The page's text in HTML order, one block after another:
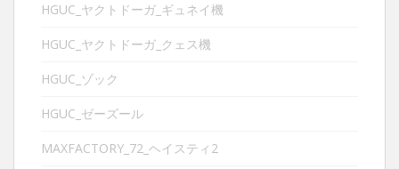
HGUC_ヤクトドーガ_ギュネイ機
HGUC_ヤクトドーガ_クェス機
HGUC_ゾック
HGUC_ゼーズール
MAXFACTORY_72_ヘイスティ2